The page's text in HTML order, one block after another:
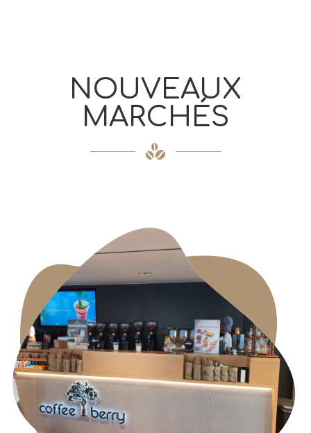
NOUVEAUX
MARCHÉS